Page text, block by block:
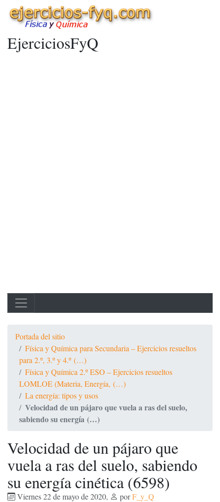
EjerciciosFyQ
Portada del sitio
Física y Química para Secundaria – Ejercicios resueltos
para 2.º, 3.º y 4.º (…)
Física y Química 2.º ESO – Ejercicios resueltos
LOMLOE (Materia, Energía, (…)
La energía: tipos y usos
Velocidad de un pájaro que vuela a ras del suelo,
sabiendo su energía (…)
Velocidad de un pájaro que
vuela a ras del suelo, sabiendo
su energía cinética (6598)
Viernes 22 de mayo de 2020, porF_y_Q